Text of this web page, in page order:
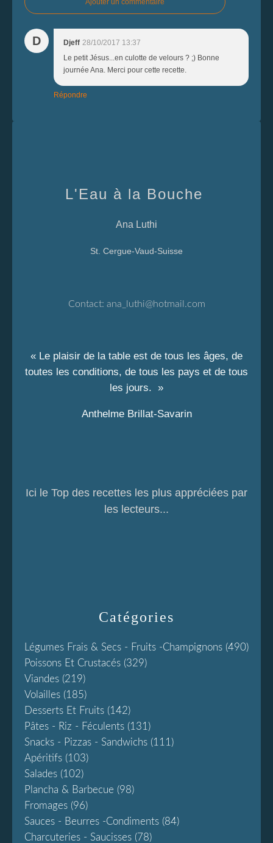
Ajouter un commentaire
D Djeff 28/10/2017 13:37
Le petit Jésus...en culotte de velours ? ;) Bonne
journée Ana. Merci pour cette recette.
Répondre
Catégories
Légumes Frais & Secs - Fruits -champignons (490)
Poissons Et Crustacés (329)
Viandes (219)
Volailles (185)
Desserts Et Fruits (142)
Pâtes - Riz - Féculents (131)
Snacks - Pizzas - Sandwichs (111)
Apéritifs (103)
Salades (102)
Plancha & Barbecue (98)
Fromages (96)
Sauces - Beurres -condiments (84)
Charcuteries - Saucisses (78)
L'Eau à la Bouche
Ana Luthi
St. Cergue-Vaud-Suisse
Contact: ana_luthi@hotmail.com
« Le plaisir de la table est de tous les âges, de
toutes les conditions, de tous les pays et de tous
les jours. »
Anthelme Brillat-Savarin
Ici le Top des recettes les plus appréciées par
les lecteurs...